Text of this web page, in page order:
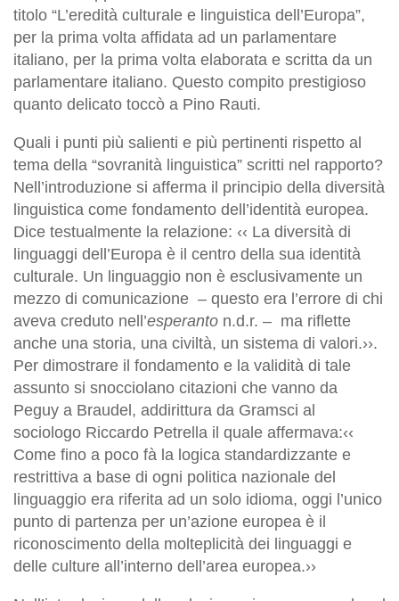
titolo “L’eredità culturale e linguistica dell’Europa”,
per la prima volta affidata ad un parlamentare
italiano, per la prima volta elaborata e scritta da un
parlamentare italiano. Questo compito prestigioso
quanto delicato toccò a Pino Rauti.
Quali i punti più salienti e più pertinenti rispetto al
tema della “sovranità linguistica” scritti nel rapporto?
Nell’introduzione si afferma il principio della diversità
linguistica come fondamento dell’identità europea.
Dice testualmente la relazione: ‹‹ La diversità di
linguaggi dell’Europa è il centro della sua identità
culturale. Un linguaggio non è esclusivamente un
mezzo di comunicazione ‒ questo era l’errore di chi
aveva creduto nell’esperanto n.d.r. ‒ ma riflette
anche una storia, una civiltà, un sistema di valori.››.
Per dimostrare il fondamento e la validità di tale
assunto si snocciolano citazioni che vanno da
Peguy a Braudel, addirittura da Gramsci al
sociologo Riccardo Petrella il quale affermava:‹‹
Come fino a poco fà la logica standardizzante e
restrittiva a base di ogni politica nazionale del
linguaggio era riferita ad un solo idioma, oggi l’unico
punto di partenza per un’azione europea è il
riconoscimento della molteplicità dei linguaggi e
delle culture all’interno dell’area europea.››